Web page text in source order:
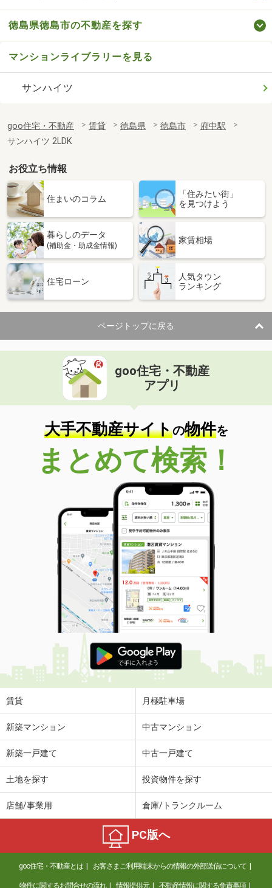
徳島県徳島市の不動産を探す
マンションライブラリーを見る
サンハイツ
goo住宅・不動産 賃貸 徳島県 徳島市
府中駅
サンハイツ 2LDK
お役立ち情報
住まいのコラム
「住みたい街」
を見つけよう
暮らしのデータ
(補助金・助成金情報)
家賃相場
住宅ローン
人気タウン
ランキング
ページトップに戻る
goo住宅・不動産
アプリ
大手不動産サイトの物件を
まとめて検索！
賃貸 月極駐車場
新築マンション 中古マンション
新築一戸建て 中古一戸建て
土地を探す 投資物件を探す
店舗/事業用 倉庫/トランクルーム
PC版へ
goo住宅・不動産とは お客さまご利用端末からの情報の外部送信について
物件に関するお問合せの流れ 情報提供元 不動産情報に関する免責事項